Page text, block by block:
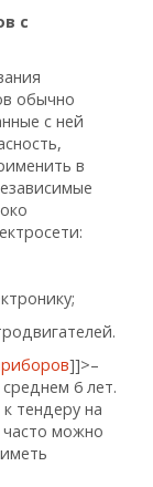
с
обычно
с ней
в
]]>–
6 лет.
тендеру на
часто можно